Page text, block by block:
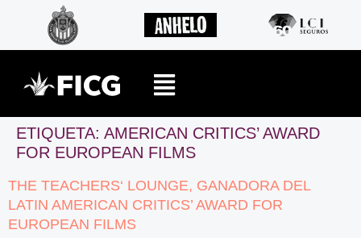
ETIQUETA: AMERICAN CRITICS’ AWARD
FOR EUROPEAN FILMS
THE TEACHERS‘ LOUNGE, GANADORA DEL
LATIN AMERICAN CRITICS’ AWARD FOR
EUROPEAN FILMS